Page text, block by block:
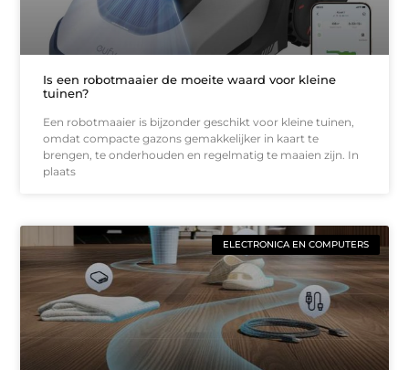
Is een robotmaaier de moeite waard voor kleine
tuinen?
Een robotmaaier is bijzonder geschikt voor kleine tuinen,
omdat compacte gazons gemakkelijker in kaart te
brengen, te onderhouden en regelmatig te maaien zijn. In
plaats
ELECTRONICA EN COMPUTERS